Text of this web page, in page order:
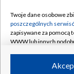
Rada
System NOS
Informacje o
Program dla
Twoje dane osobowe
poszczególnych
zapisywane za pomocą
WWW lub innych
ruchu w Internecie.